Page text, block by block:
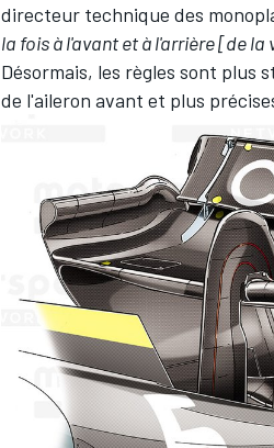
AUTRES CHAMPIONNATS
directeur technique des
la fois à l'avant et à l'arrière [de
Désormais, les règles sont plus
de l'aileron avant et plus